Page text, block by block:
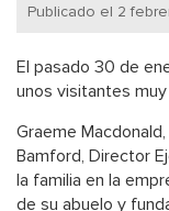
Publicado el 2
El pasado 30 de
unos visitantes
Graeme
Bamford, Director
la familia en la
de su abuelo y